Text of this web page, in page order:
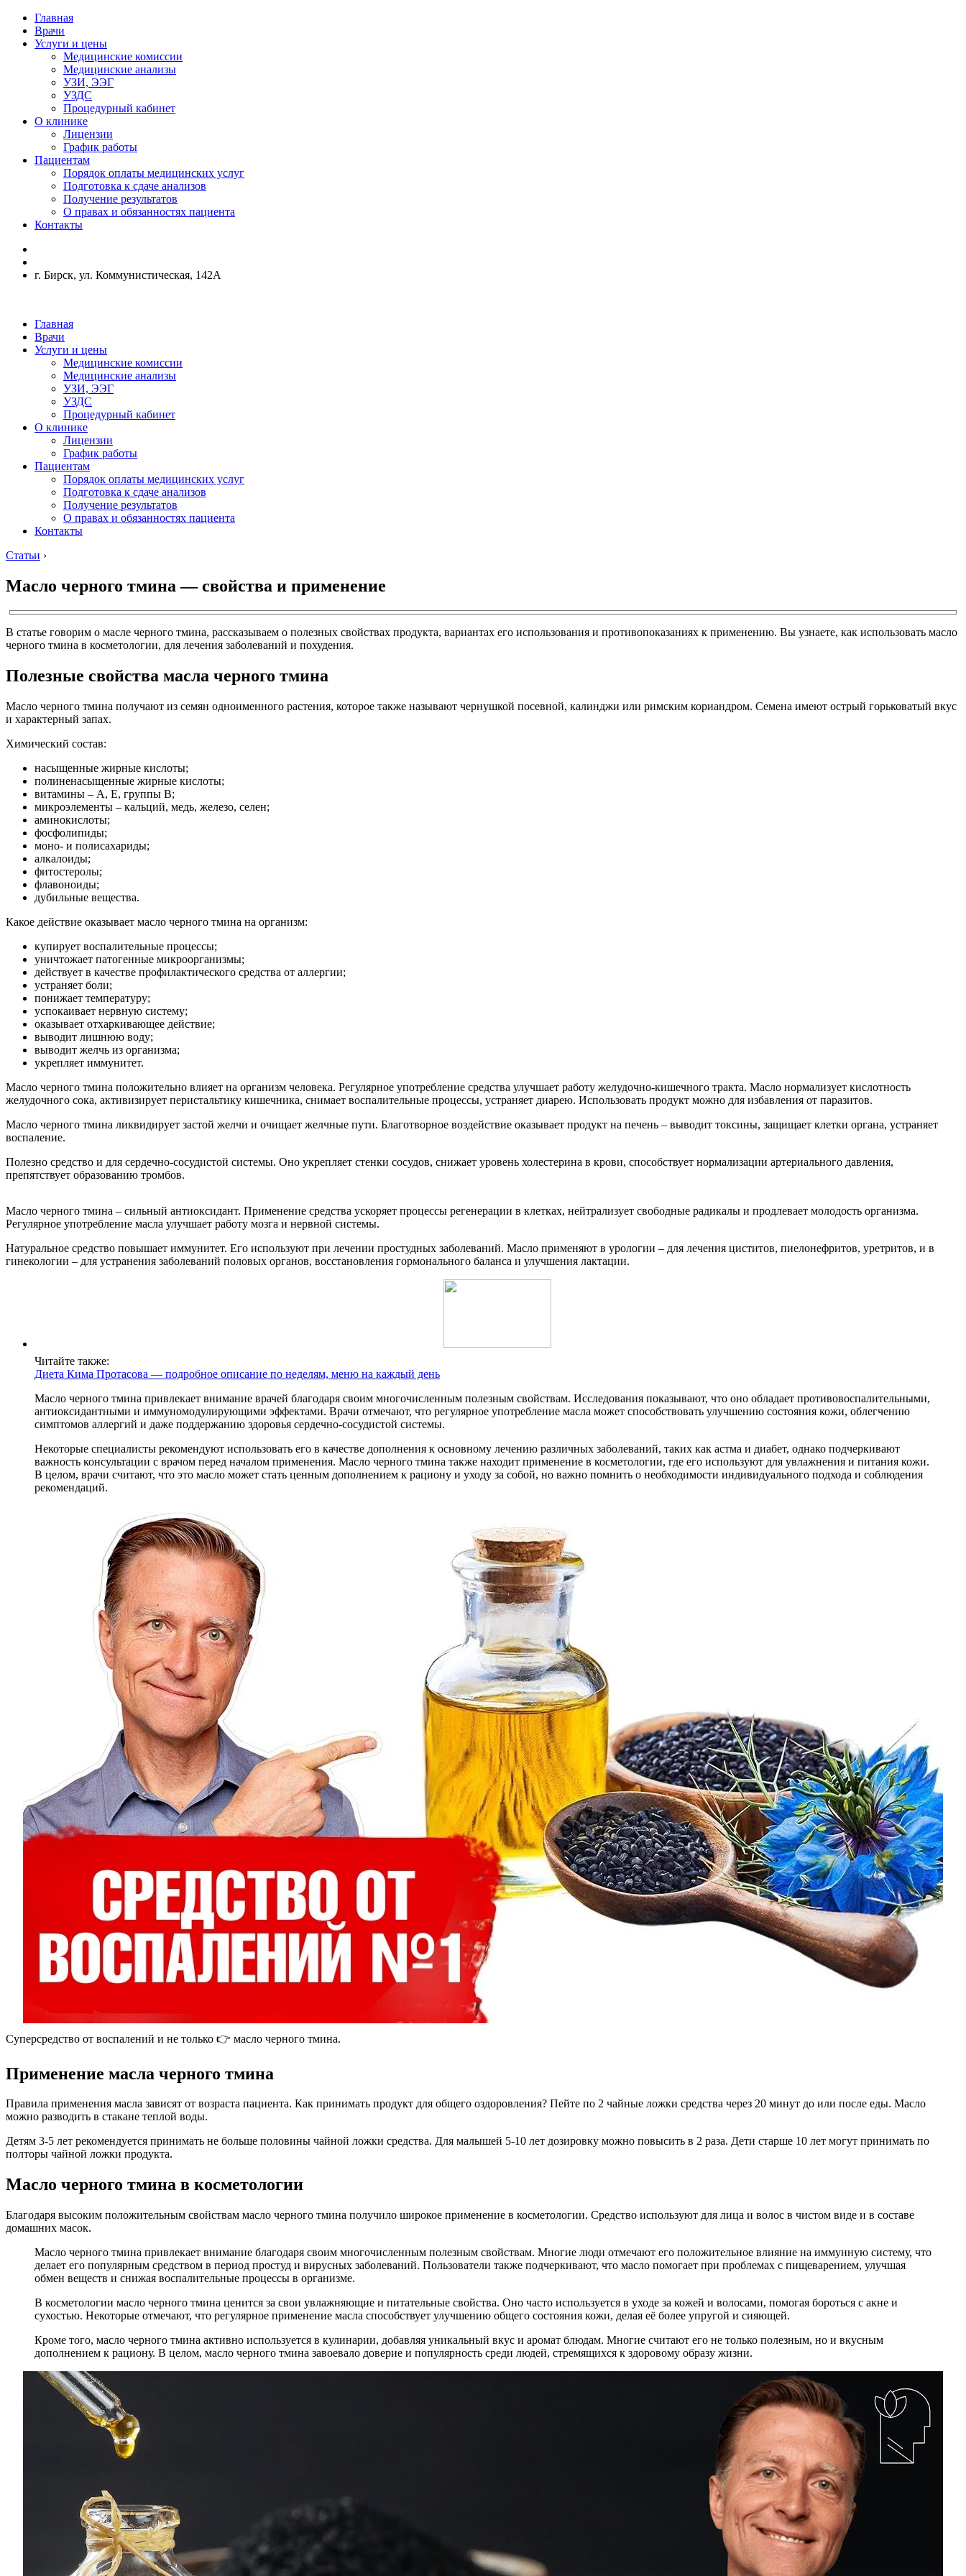
Главная
Врачи
Услуги и цены
Медицинские комиссии
Медицинские анализы
УЗИ, ЭЭГ
УЗДС
Процедурный кабинет
О клинике
Лицензии
График работы
Пациентам
Порядок оплаты медицинских услуг
Подготовка к сдаче анализов
Получение результатов
О правах и обязанностях пациента
Контакты
г. Бирск, ул. Коммунистическая, 142А
Главная
Врачи
Услуги и цены
Медицинские комиссии
Медицинские анализы
УЗИ, ЭЭГ
УЗДС
Процедурный кабинет
О клинике
Лицензии
График работы
Пациентам
Порядок оплаты медицинских услуг
Подготовка к сдаче анализов
Получение результатов
О правах и обязанностях пациента
Контакты
Статьи ›
Масло черного тмина — свойства и применение
В статье говорим о масле черного тмина, рассказываем о полезных свойствах продукта, вариантах его использования и противопоказаниях к применению. Вы узнаете, как использовать масло
черного тмина в косметологии, для лечения заболеваний и похудения.
Полезные свойства масла черного тмина
Масло черного тмина получают из семян одноименного растения, которое также называют чернушкой посевной, калинджи или римским кориандром. Семена имеют острый горьковатый вкус
и характерный запах.
Химический состав:
насыщенные жирные кислоты;
полиненасыщенные жирные кислоты;
витамины – А, Е, группы В;
микроэлементы – кальций, медь, железо, селен;
аминокислоты;
фосфолипиды;
моно- и полисахариды;
алкалоиды;
фитостеролы;
флавоноиды;
дубильные вещества.
Какое действие оказывает масло черного тмина на организм:
купирует воспалительные процессы;
уничтожает патогенные микроорганизмы;
действует в качестве профилактического средства от аллергии;
устраняет боли;
понижает температуру;
успокаивает нервную систему;
оказывает отхаркивающее действие;
выводит лишнюю воду;
выводит желчь из организма;
укрепляет иммунитет.
Масло черного тмина положительно влияет на организм человека. Регулярное употребление средства улучшает работу желудочно-кишечного тракта. Масло нормализует кислотность
желудочного сока, активизирует перистальтику кишечника, снимает воспалительные процессы, устраняет диарею. Использовать продукт можно для избавления от паразитов.
Масло черного тмина ликвидирует застой желчи и очищает желчные пути. Благотворное воздействие оказывает продукт на печень – выводит токсины, защищает клетки органа, устраняет
воспаление.
Полезно средство и для сердечно-сосудистой системы. Оно укрепляет стенки сосудов, снижает уровень холестерина в крови, способствует нормализации артериального давления,
препятствует образованию тромбов.
Масло черного тмина – сильный антиоксидант. Применение средства ускоряет процессы регенерации в клетках, нейтрализует свободные радикалы и продлевает молодость организма.
Регулярное употребление масла улучшает работу мозга и нервной системы.
Натуральное средство повышает иммунитет. Его используют при лечении простудных заболеваний. Масло применяют в урологии – для лечения циститов, пиелонефритов, уретритов, и в
гинекологии – для устранения заболеваний половых органов, восстановления гормонального баланса и улучшения лактации.
Читайте также:
Диета Кима Протасова — подробное описание по неделям, меню на каждый день
Масло черного тмина привлекает внимание врачей благодаря своим многочисленным полезным свойствам. Исследования показывают, что оно обладает противовоспалительными,
антиоксидантными и иммуномодулирующими эффектами. Врачи отмечают, что регулярное употребление масла может способствовать улучшению состояния кожи, облегчению
симптомов аллергий и даже поддержанию здоровья сердечно-сосудистой системы.
Некоторые специалисты рекомендуют использовать его в качестве дополнения к основному лечению различных заболеваний, таких как астма и диабет, однако подчеркивают
важность консультации с врачом перед началом применения. Масло черного тмина также находит применение в косметологии, где его используют для увлажнения и питания кожи.
В целом, врачи считают, что это масло может стать ценным дополнением к рациону и уходу за собой, но важно помнить о необходимости индивидуального подхода и соблюдения
рекомендаций.
Суперсредство от воспалений и не только 👉 масло черного тмина.
Применение масла черного тмина
Правила применения масла зависят от возраста пациента. Как принимать продукт для общего оздоровления? Пейте по 2 чайные ложки средства через 20 минут до или после еды. Масло
можно разводить в стакане теплой воды.
Детям 3-5 лет рекомендуется принимать не больше половины чайной ложки средства. Для малышей 5-10 лет дозировку можно повысить в 2 раза. Дети старше 10 лет могут принимать по
полторы чайной ложки продукта.
Масло черного тмина в косметологии
Благодаря высоким положительным свойствам масло черного тмина получило широкое применение в косметологии. Средство используют для лица и волос в чистом виде и в составе
домашних масок.
Масло черного тмина привлекает внимание благодаря своим многочисленным полезным свойствам. Многие люди отмечают его положительное влияние на иммунную систему, что
делает его популярным средством в период простуд и вирусных заболеваний. Пользователи также подчеркивают, что масло помогает при проблемах с пищеварением, улучшая
обмен веществ и снижая воспалительные процессы в организме.
В косметологии масло черного тмина ценится за свои увлажняющие и питательные свойства. Оно часто используется в уходе за кожей и волосами, помогая бороться с акне и
сухостью. Некоторые отмечают, что регулярное применение масла способствует улучшению общего состояния кожи, делая её более упругой и сияющей.
Кроме того, масло черного тмина активно используется в кулинарии, добавляя уникальный вкус и аромат блюдам. Многие считают его не только полезным, но и вкусным
дополнением к рациону. В целом, масло черного тмина завоевало доверие и популярность среди людей, стремящихся к здоровому образу жизни.